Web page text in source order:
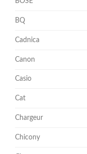
BQ
Cadnica
Canon
Casio
Cat
Chargeur
Chicony